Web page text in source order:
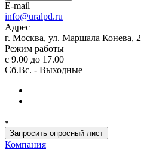
E-mail
info@uralpd.ru
Адрес
г. Москва, ул. Маршала Конева, 2
Режим работы
с 9.00 до 17.00
Сб.Вс. - Выходные
Запросить опросный лист
Компания